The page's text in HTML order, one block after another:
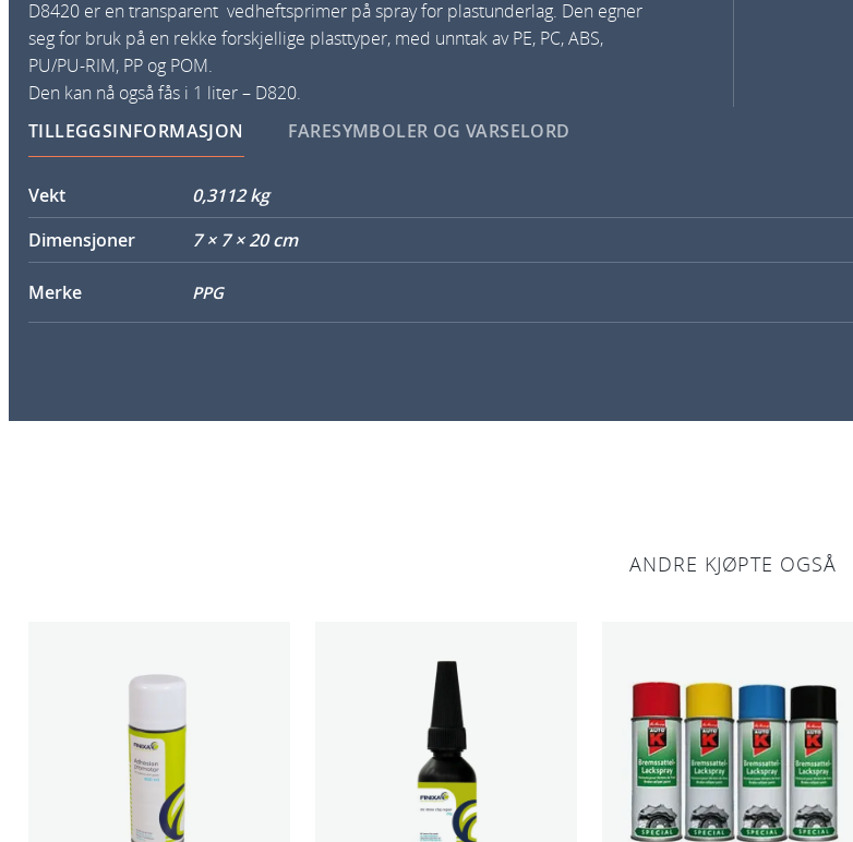
D8420 er en transparent vedheftsprimer på spray for plastunderlag. Den egner
seg for bruk på en rekke forskjellige plasttyper, med unntak av PE, PC, ABS,
PU/PU-RIM, PP og POM.
Den kan nå også fås i 1 liter – D820.
TILLEGGSINFORMASJON FARESYMBOLER OG VARSELORD
Vekt
0,3112 kg
Dimensjoner
7 × 7 × 20 cm
Merke PPG
ANDRE KJØPTE OGSÅ